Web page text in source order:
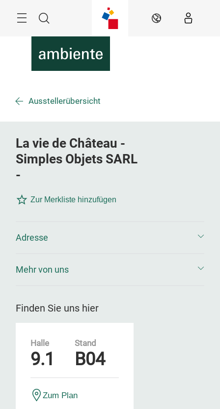
Suche DE
Ausstellerübersicht
La vie de Château -
Simples Objets SARL
-
Zur Merkliste hinzufügen
Adresse
Mehr von uns
Finden Sie uns hier
Halle
9.1
Stand
B04
Zum Plan